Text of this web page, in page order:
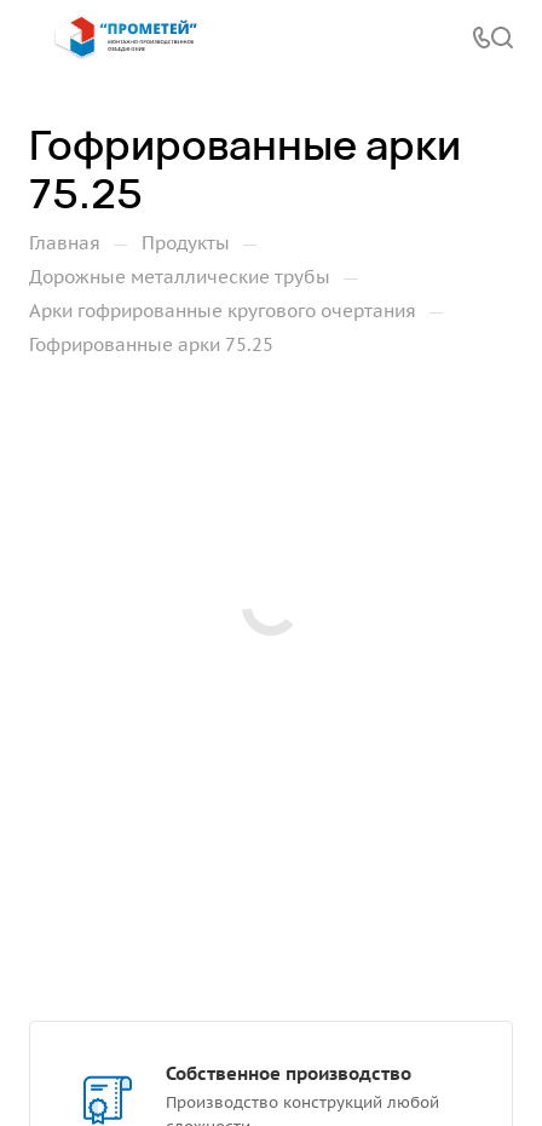
Гофрированные арки
75.25
Главная — Продукты —
Дорожные металлические трубы —
Арки гофрированные кругового очертания —
Гофрированные арки 75.25
Собственное производство
Производство конструкций любой